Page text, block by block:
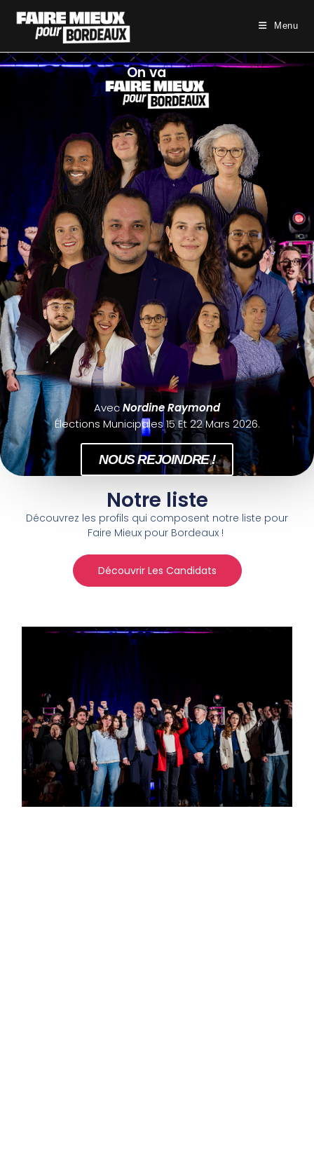
Menu
On va
AvecNordine Raymond
Élections Municipales 15 Et 22 Mars 2026.
NOUS REJOINDRE !
Notre liste
Découvrez les profils qui composent notre liste pour
Faire Mieux pour Bordeaux !
Découvrir Les Candidats